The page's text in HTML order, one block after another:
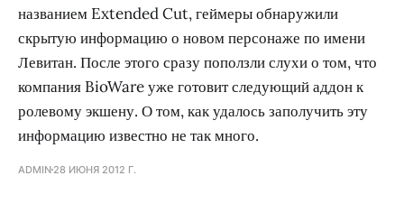
названием Extended Cut, геймеры обнаружили
скрытую информацию о новом персонаже по имени
Левитан. После этого сразу поползли слухи о том, что
компания BioWare уже готовит следующий аддон к
ролевому экшену. О том, как удалось заполучить эту
информацию известно не так много.
ADMIN 28 ИЮНЯ 2012 Г.